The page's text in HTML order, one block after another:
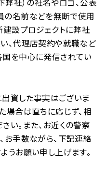
弊社）の社名やロゴ、公表
の名前などを無断で使用
建設プロジェクトに弊社
、代理店契約や就職など
を中心に発信されてい
資した事実はございま
場合は直ちに応じず、相
い。また、お近くの警察
お手数ながら、下記連絡
うお願い申し上げます。